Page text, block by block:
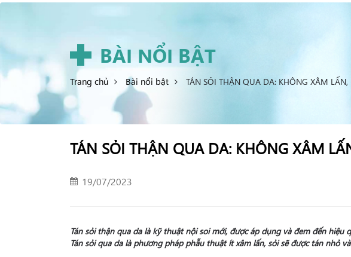
BÀI NỔI BẬT
Trang chủ Bài nổi bật TÁN SỎI THẬN QUA DA: KHÔNG XÂM
TÁN SỎI THẬN QUA DA: KHÔNG XÂM
19/07/2023
Tán sỏi thận qua da là kỹ thuật nội soi mới, được áp dụng và đem đến hiệu
Tán sỏi qua da là phương pháp phẫu thuật ít xâm lấn, sỏi sẽ được tán nhỏ